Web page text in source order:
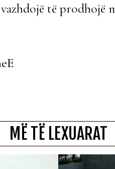
të prodhojë
MË TË LEXUARAT